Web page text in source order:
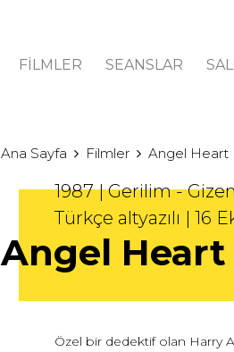
FİLMLER SEANSLAR
Ana Sayfa Filmler Angel Heart
1987 | Gerilim -
Türkçe altyazılı | 16
Angel Heart
Özel bir dedektif olan Harry